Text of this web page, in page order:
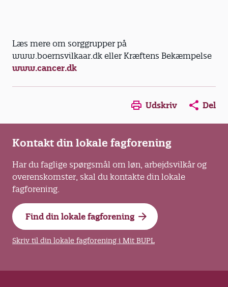
Læs mere om sorggrupper på
www.boernsvilkaar.dk eller Kræftens Bekæmpelse
www.cancer.dk
Opens in a new window
Opens in a new
Opens in
Udskriv Del
Kontakt din lokale fagforening
Har du faglige spørgsmål om løn, arbejdsvilkår og
overenskomster, skal du kontakte din lokale
fagforening.
Find din lokale fagforening
Skriv til din lokale fagforening i Mit BUPL